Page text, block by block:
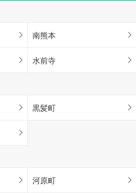
南熊本
水前寺
黒髪町
河原町